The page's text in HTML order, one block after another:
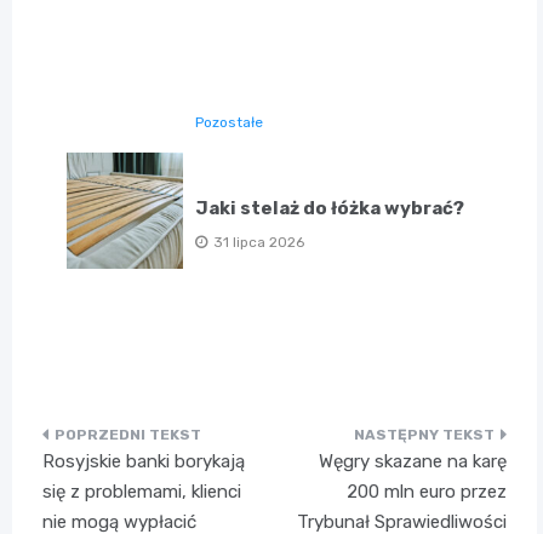
Pozostałe
Jaki stelaż do łóżka wybrać?
31 lipca 2026
Nawigacja
wpisu
Rosyjskie banki borykają
się z problemami, klienci
nie mogą wypłacić
Węgry skazane na karę
200 mln euro przez
Trybunał Sprawiedliwości